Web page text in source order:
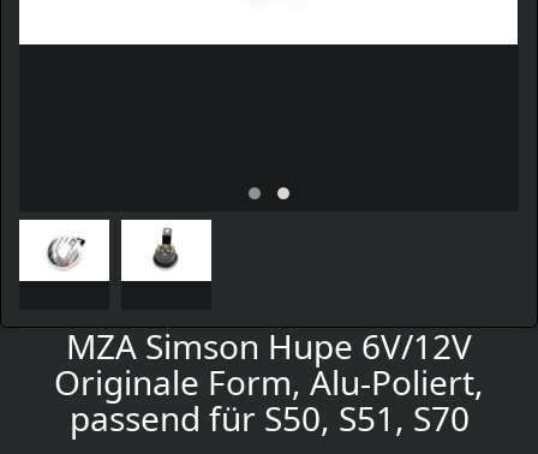
MZA Simson Hupe 6V/12V
Originale Form, Alu-Poliert,
passend für S50, S51, S70